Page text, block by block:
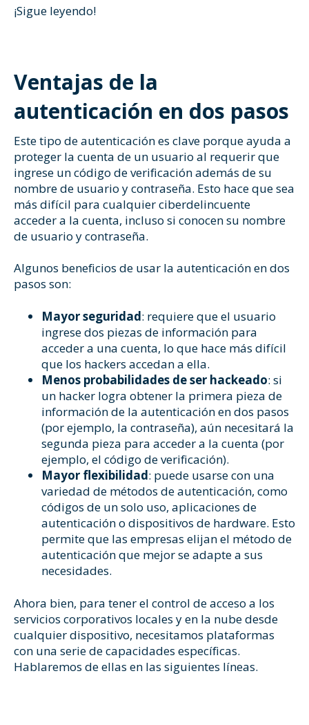
¡Sigue leyendo!
Ventajas de la
autenticación en dos pasos
Este tipo de autenticación es clave porque ayuda a
proteger la cuenta de un usuario al requerir que
ingrese un código de verificación además de su
nombre de usuario y contraseña. Esto hace que sea
más difícil para cualquier ciberdelincuente
acceder a la cuenta, incluso si conocen su nombre
de usuario y contraseña.
Algunos beneficios de usar la autenticación en dos
pasos son:
Mayor seguridad: requiere que el usuario
ingrese dos piezas de información para
acceder a una cuenta, lo que hace más difícil
que los hackers accedan a ella.
Menos probabilidades de ser hackeado: si
un hacker logra obtener la primera pieza de
información de la autenticación en dos pasos
(por ejemplo, la contraseña), aún necesitará la
segunda pieza para acceder a la cuenta (por
ejemplo, el código de verificación).
Mayor flexibilidad: puede usarse con una
variedad de métodos de autenticación, como
códigos de un solo uso, aplicaciones de
autenticación o dispositivos de hardware. Esto
permite que las empresas elijan el método de
autenticación que mejor se adapte a sus
necesidades.
Ahora bien, para tener el control de acceso a los
servicios corporativos locales y en la nube desde
cualquier dispositivo, necesitamos plataformas
con una serie de capacidades específicas.
Hablaremos de ellas en las siguientes líneas.